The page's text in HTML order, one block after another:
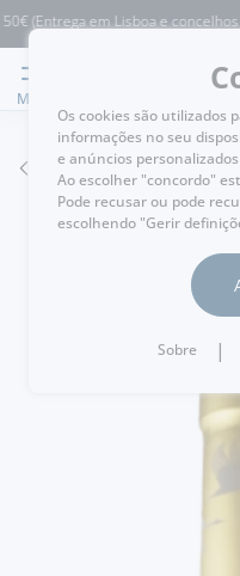
em Lisboa e concelhos
MENU
VOLTAR
Os cookies são utilizados
informações no seu
e anúncios
Ao escolher "concordo"
Pode recusar ou pode
escolhendo "Gerir
Sobre |